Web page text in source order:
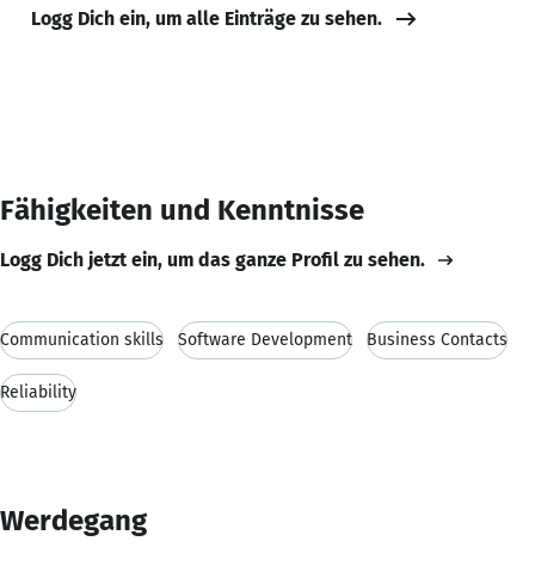
Logg Dich ein, um alle Einträge zu sehen.
Fähigkeiten und Kenntnisse
Logg Dich jetzt ein, um das ganze Profil zu sehen.
Communication skills Software Development Business Contacts
Reliability
Werdegang